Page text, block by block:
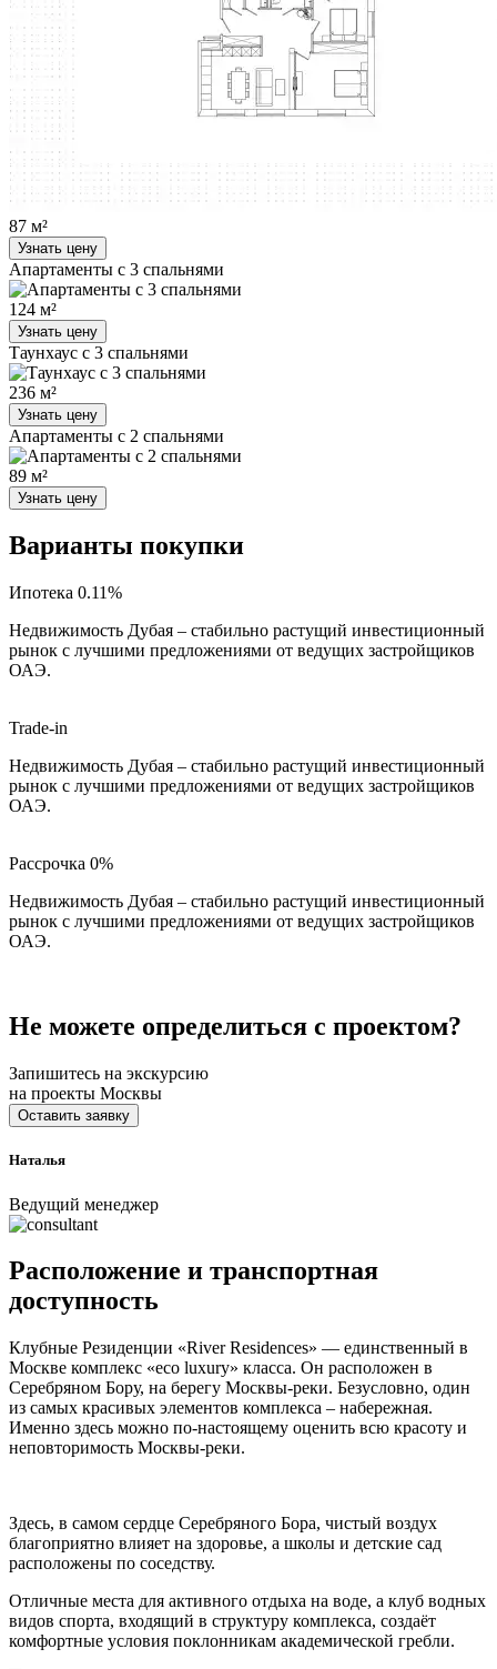
87 м²
Узнать цену
Апартаменты с 3 спальнями
124 м²
Узнать цену
Таунхаус с 3 спальнями
236 м²
Узнать цену
Апартаменты с 2 спальнями
89 м²
Узнать цену
Варианты покупки
Ипотека 0.11%
Недвижимость Дубая – стабильно растущий инвестиционный
рынок с лучшими предложениями от ведущих застройщиков
ОАЭ.
Trade-in
Недвижимость Дубая – стабильно растущий инвестиционный
рынок с лучшими предложениями от ведущих застройщиков
ОАЭ.
Рассрочка 0%
Недвижимость Дубая – стабильно растущий инвестиционный
рынок с лучшими предложениями от ведущих застройщиков
ОАЭ.
Не можете определиться с проектом?
Запишитесь на экскурсию
на проекты Москвы
Оставить заявку
Наталья
Ведущий менеджер
Расположение и транспортная
доступность
Клубные Резиденции «River Residences» — единственный в
Москве комплекс «eco luxury» класса. Он расположен в
Серебряном Бору, на берегу Москвы-реки. Безусловно, один
из самых красивых элементов комплекса – набережная.
Именно здесь можно по-настоящему оценить всю красоту и
неповторимость Москвы-реки.
Здесь, в самом сердце Серебряного Бора, чистый воздух
благоприятно влияет на здоровье, а школы и детские сад
расположены по соседству.
Отличные места для активного отдыха на воде, а клуб водных
видов спорта, входящий в структуру комплекса, создаёт
комфортные условия поклонникам академической гребли.